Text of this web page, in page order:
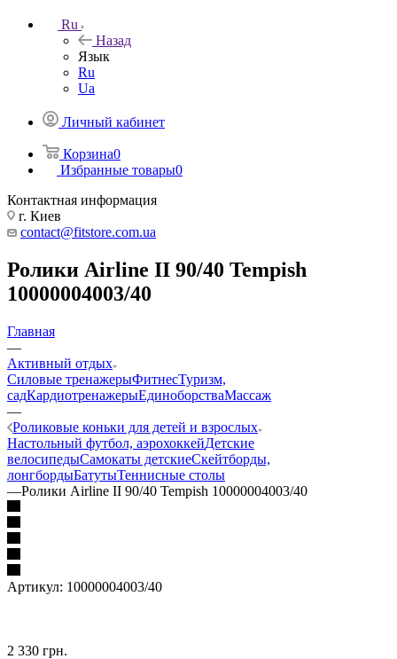
Ru
Назад
Язык
Ru
Ua
Личный кабинет
Корзина0
Избранные товары0
Контактная информация
г. Киев
contact@fitstore.com.ua
Ролики Airline II 90/40 Tempish
10000004003/40
Главная
—
Активный отдых
Силовые тренажерыФитнесТуризм,
садКардиотренажерыЕдиноборстваМассаж
—
Роликовые коньки для детей и взрослых
Настольный футбол, аэрохоккейДетские
велосипедыСамокаты детскиеСкейтборды,
лонгбордыБатутыТеннисные столы
—Ролики Airline II 90/40 Tempish 10000004003/40
Артикул: 10000004003/40
2 330 грн.